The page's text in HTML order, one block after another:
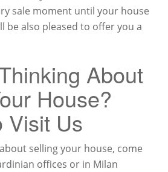
sale moment until your house
be also pleased to offer you a
About
House?
Visit Us
selling your house, come
offices or in Milan